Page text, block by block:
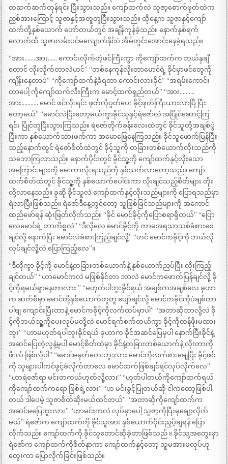
တဆက်ဆက်တုန်ရင်း ပြီးသွားသည်။ ကျော်ထက်လဲ သူဇာ့စောက်ဖုတ်ထဲက
ညှစ်အားကြောင့် သူဇာနှင့်အတူတူပြီးသွားသည်။ ထိုနေ့က သူဇာနှင့်ကျော်
ထက်တို့နှစ်ယောက် ဟော်တယ်တွင် အချိန်ကုန်ခဲ့သည်။ နောက်နှစ်ရက်
လောက်ထိ သူဇာလမ်းပင်မလျောက်နိုင်ပဲ အိမ်တွင်းအောင်းနေခဲ့ရသည်။
“အား…….အား…… ကောင်းလိုက်တဲ့ဖင်ကြီးကွာ ကိုကျော်ထက်က ဘယ်နှချီ
တောင် လိုးလိုက်တာလဲဟင်” “တစ်နေကုန်လိုးတာမောင်ရဲ့ ခိုင်မှာဖင်တွေကို
ကျိန်းနေတာပဲ” “ကိုကျော်ထက်နဲ့ခံရတာ ကောင်းလားခိုင်” “အရမ်းကောင်း
တာပေါ့ ကိုကျော်ထက်လီးကြီးက မောင့်ထက်ရှည်တယ်” “အား……….
အား……….. မောင် ဖင်လိုးရင်း ဖုတ်ကိုပွတ်ပေး ခိုင့်ဖုတ်ကြီးယားလာပြီ ပြီး
တော့မယ်” “မောင်လဲပြီးတော့မယ်ကွာခိုင်သူနှင့်ရဲဇော်လဲ အပြိုင်ဆောင့်ကြ
ရင်း ပြိုင်တူပြီးသွားကြသည်။ ရဲဇော်တိုက်ခန်းလေးထဲတွင် ခိုင်သူတို့အချစ်ပွဲ
ပြီးကာ နှစ်ယောက်သားဖက်ကာ အမောဖြေနေကြသည်။ ခိုင်သူဖောက်ပြန်ပြီး
သည့်နောက်တွင် ရဲဇော်စိတ်ထဲတွင် ခိုင့်သူကို တခြားတစ်ယောက်လိုးသည်ကို
သဘောကြလာသည်။ နောက်ပိုင်းတွင် ခိုင်သူ့ကို ကျော်ထက်နှင့်လိုးသော
အကြောင်းများကို မေးကာလိုးရသည်ကို နှစ်သက်လာတော့သည်။ ကျော်
ထက်စိတ်ထဲတွင် ခိုင်သူ့ကို နှစ်ယောက်ပေါင်းကာ လိုးချင်သည့်စိတ်များ တိုး
လို့လာနေသည်။ ခုဆို ခိုင်သူလဲ ကျော်ထက်နှင့်လိုးသည်များကို ပြောရသည်မှာ
ရဲလာပြီးဖြစ်သည်။ ရဲဇော်ဒီနေ့တွင်တော့ သူဖြစ်ခြင်သည်များကို အကောင်
ထည်ဖော်ရန် ဆုံးဖြတ်လိုက်သည်။ “ခိုင် မောင်ခိုင့်ကိုပြောစရာရှိတယ်” “ပြော
လေမောင်ရဲ့ ဘာကိစ္စလဲ” “ဒီလိုလေ မောင်ခိုင့်ကို ကာမအရသာသစ်ခံစားစေ
ချင်လို့ နောက်ပြီး မောင်လဲခံစားကြည့်ချင်လို့” “ဟင် မောင်ကခိုင့်ကို ဘယ်လို
လုပ်ချင်လို့လဲ ပြောကြည့်လေ”။
“ဒီလိုကွာ ခိုင့်ကို မောင်နဲ့တခြားတစ်ယောက်နဲ့ နှစ်ယောက်ညှပ်ပြီး လိုးကြည့်
ချင်တယ်” “ဟာမောင်ကလဲ မဖြစ်နိုင်တာ ဘာလဲ မောင်ကဖောက်ပြန်ချင်လို့ ခို
င့်ကိုရမယ်ရှာနေတာလား ” “မဟုတ်ပါဘူးခိုင်ရယ် အချစ်ကအချစ်လေ ခုဟာ
က ဆက်စီမှာ မောင်တို့နှစ်ယောက်တူတူ ပျော်ချင်လို့ မောင်ကခိုင်ကိုပဲချစ်တာ
ပါဗျ ကျောင်းပြီးတာနဲ့ မောင်ကခိုင့်ကိုလက်ထပ်မှာပါ” “အတာဆိုဘာလို့လဲ ခို
င့်ကိုဘယ်သူ့ကိုပေးလုပ်မလို့လဲ မောင်ရက်စက်တယ်ကွာ ခိုင့်ကိုတန်ဖိုးမထား
ဘူး” “ဟာမဟုတ်ရပါဘူးခိုင်ရယ် ခုဟာက ခိုင်အဆင်ပြေမှပါ နောက်ပြီးခိုင်နဲ့
အဆင်ပြေတဲ့လူနဲ့မှပါ မောင့်စိတ်ထဲမှာ ခိုင်နဲ့တခြားတစ်ယောက်နဲ့ လိုးတာကို
ဖီးလ် ဖြစ်လို့ပါ” “မောင်မမှတ်တေးဘူးလား မောင်ကိုလက်စားချေပြီး ခိုင့်ဖင်
ကို သူများပါကင်ဖွင့်ခံလိုက်တာလေ မောင်ထက်ဖြစ်ချင်ရင်လုပ်လိုက်လေ”
“ဟာရဲဇော်ရာ မင်းတကယ်ဟုတ်လို့လား” “ဟုတ်ပါတယ်ကိုကျော်ထက်ရယ်
ကိုကျော်ထက်ကရော ဖြစ်ရဲ့လား” “ဟ မင်းခွင့်ပြုတယ်ဆို ငါကတော့ဖြစ်ပါ
တယ် ဒါပေမဲ့ သူဇာစိတ်ဆိုးမယ်ထင်တယ်” “အတာဆိုကိုကျော်ထက်က
အဆင်မပြေဘူးလား” “ဟာမင်းကလဲ လုပ်မှာပေါ့ သူဇာ့ကိုပြီးမှချော့လိုက်
မယ်” ရဲဇော်က ကျော်ထက်ကို ခိုင်သူအား နှစ်ယောက်ဝိုင်းညှပ့်ချရန် ပြော
လိုက်သည်။ ကျော်ထက်ကို ခိုင်သူတောင်ဆိုခဲ့တာဖြစ်သည် ။ ခိုင်သူ့အတွေးမှာ
ရဲဇော်က ကျော်ထက်ကိုစိတ်နာကာ ကျော်ထက်နှင့်တော့ သူမအားမလုပ်ဟု
တွေးကာ ပြောလိုက်ခြင်းဖြစ်သည်။